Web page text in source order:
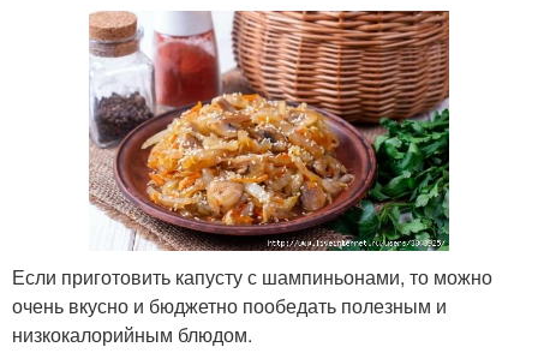
Если приготовить капусту с шампиньонами, то можно
очень вкусно и бюджетно пообедать полезным и
низкокалорийным блюдом.